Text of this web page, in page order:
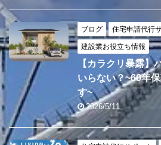
ブログ 住宅申請代行
建設業お役立ち情報
【カラクリ暴露】
いらない？~60年
す~
2026/5/11